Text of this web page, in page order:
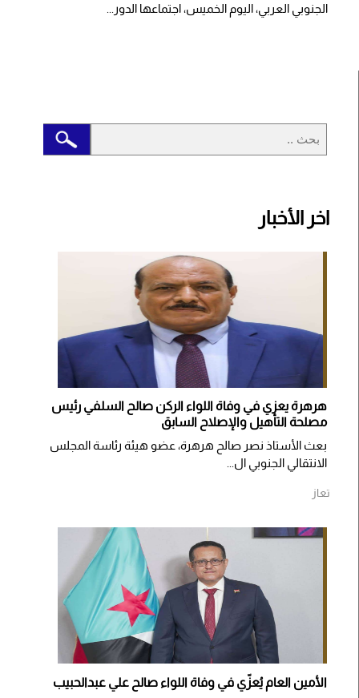
الجنوبي العربي، اليوم الخميس، اجتماعها الدور...
اخر الأخبار
هرهرة يعزي في وفاة اللواء الركن صالح السلفي رئيس
مصلحة التأهيل والإصلاح السابق
بعث الأستاذ نصر صالح هرهرة، عضو هيئة رئاسة المجلس
الانتقالي الجنوبي ال...
تعاز
الأمين العام يُعزّي في وفاة اللواء صالح علي عبدالحبيب